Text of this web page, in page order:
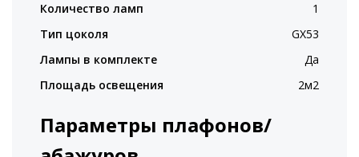
Количество ламп
1
Тип цоколя
GX53
Лампы в комплекте
Да
Площадь освещения
2м2
Параметры плафонов/